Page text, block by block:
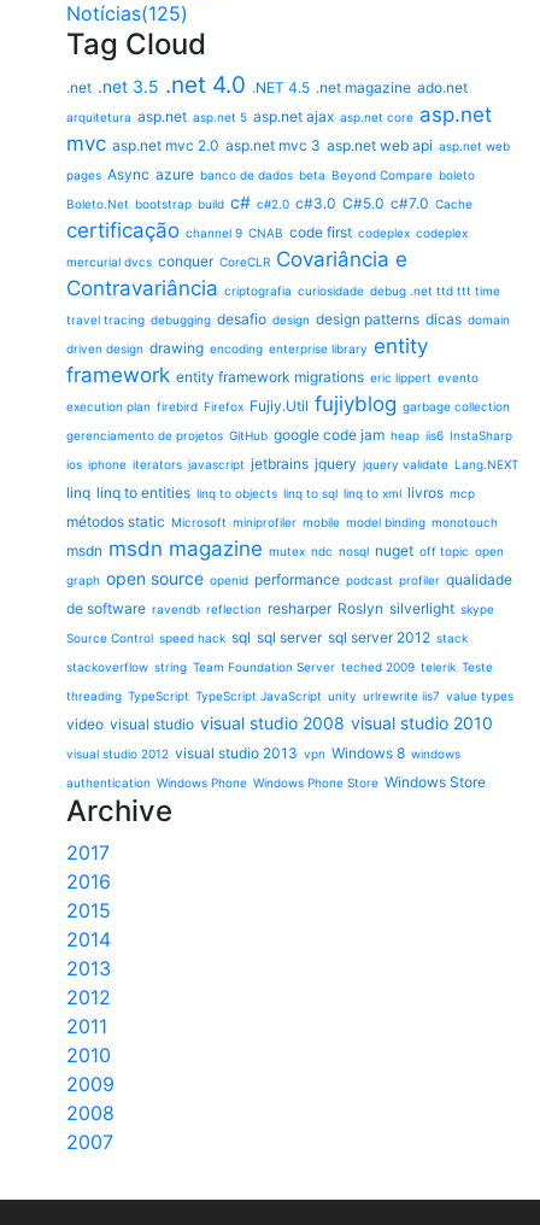
Notícias(125)
Tag Cloud
.net .net 3.5 .net 4.0 .NET 4.5 .net magazine ado.net
arquitetura asp.net asp.net 5 asp.net ajax asp.net core asp.net
mvc asp.net mvc 2.0 asp.net mvc 3 asp.net web api asp.net web
pages Async azure banco de dados beta Beyond Compare boleto
Boleto.Net bootstrap build c# c#2.0 c#3.0 C#5.0 c#7.0 Cache
certificação channel 9 CNAB code first codeplex codeplex
mercurial dvcs conquer CoreCLR Covariância e
Contravariância criptografia curiosidade debug .net ttd ttt time
travel tracing debugging desafio design design patterns dicas domain
driven design drawing encoding enterprise library entity
framework entity framework migrations eric lippert evento
execution plan firebird Firefox Fujiy.Util fujiyblog garbage collection
gerenciamento de projetos GitHub google code jam heap iis6 InstaSharp
ios iphone iterators javascript jetbrains jquery jquery validate Lang.NEXT
linq linq to entities linq to objects linq to sql linq to xml livros mcp
métodos static Microsoft miniprofiler mobile model binding monotouch
msdn msdn magazine mutex ndc nosql nuget off topic open
graph open source openid performance podcast profiler qualidade
de software ravendb reflection resharper Roslyn silverlight skype
Source Control speed hack sql sql server sql server 2012 stack
stackoverflow string Team Foundation Server teched 2009 telerik Teste
threading TypeScript TypeScript JavaScript unity urlrewrite iis7 value types
video visual studio visual studio 2008 visual studio 2010
visual studio 2012 visual studio 2013 vpn Windows 8 windows
authentication Windows Phone Windows Phone Store Windows Store
Archive
2017
2016
2015
2014
2013
2012
2011
2010
2009
2008
2007